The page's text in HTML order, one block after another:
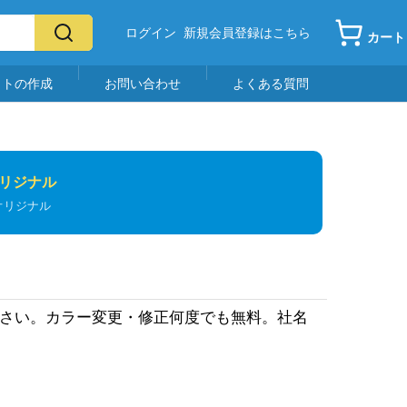
ログイン 新規会員登録はこちら カート
の作成 お問い合わせ よくある質問
ジナル
リジナル
い。カラー変更・修正何度でも無料。社名